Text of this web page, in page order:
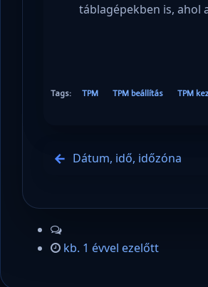
táblagépekben is, ahol
Tags: TPM TPM beállítás TPM
Dátum, idő, időzóna
kb. 1 évvel ezelőtt